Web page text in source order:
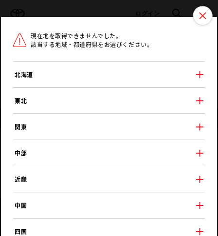
ログイン 検索 メニュ
ラインアップ オーナーサポート
現在地を取得できませんでした。
該当する地域・都道府県をお選びください。
北海道
東北
関東
中部
近畿
中国
四国
トヨタ認定中古車 メニュー
新潟トヨタ自動車
長岡喜多町店